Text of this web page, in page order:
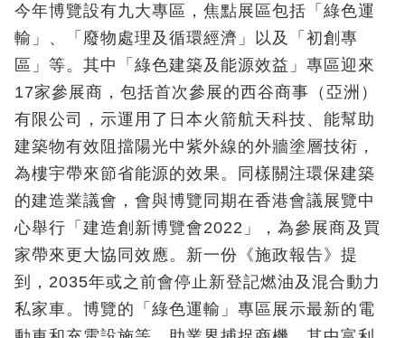
今年博覽設有九大專區，焦點展區包括「綠色運
輸」、「廢物處理及循環經濟」以及「初創專
區」等。其中「綠色建築及能源效益」專區迎來
17家參展商，包括首次參展的西谷商事（亞洲）
有限公司，示運用了日本火箭航天科技、能幫助
建築物有效阻擋陽光中紫外線的外牆塗層技術，
為樓宇帶來節省能源的效果。同樣關注環保建築
的建造業議會，會與博覽同期在香港會議展覽中
心舉行「建造創新博覽會2022」，為參展商及買
家帶來更大協同效應。新一份《施政報告》提
到，2035年或之前會停止新登記燃油及混合動力
私家車。博覽的「綠色運輸」專區展示最新的電